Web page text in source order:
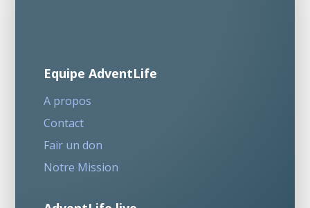
Equipe AdventLife
A propos
Contact
Fair un don
Notre Mission